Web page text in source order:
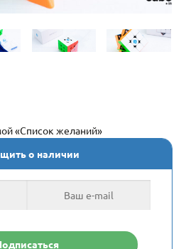
«Список желаний»
о наличии